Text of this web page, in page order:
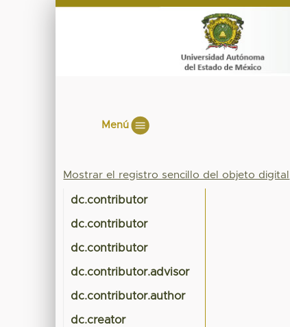
Menú
Mostrar el registro sencillo del objeto digital
dc.contributor
dc.contributor
dc.contributor
dc.contributor.advisor
dc.contributor.author
dc.creator